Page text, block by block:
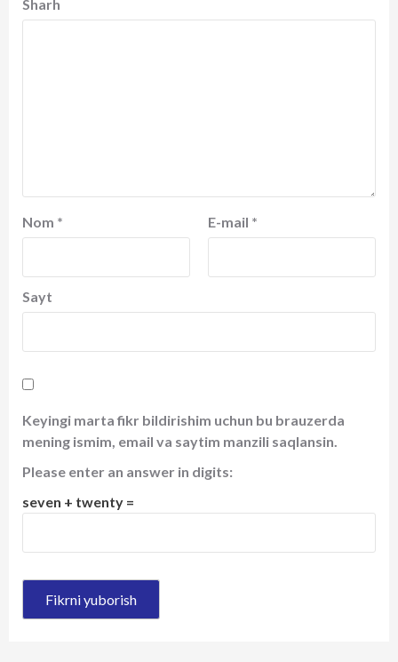
Sharh
Nom * E-mail *
Sayt
Keyingi marta fikr bildirishim uchun bu brauzerda
mening ismim, email va saytim manzili saqlansin.
Please enter an answer in digits:
seven + twenty =